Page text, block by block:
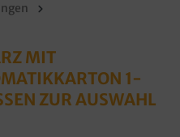
MIT
1-
ZUR AUSWAHL